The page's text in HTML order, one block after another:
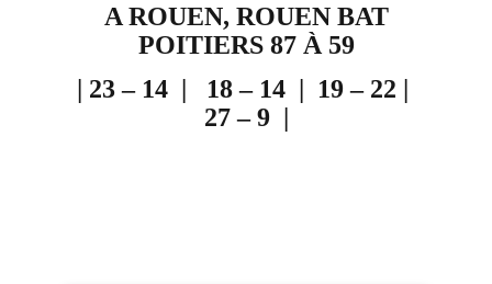
A ROUEN, ROUEN BAT
POITIERS 87 À 59
| 23 – 14 | 18– 14 | 19– 22 |
27– 9 |